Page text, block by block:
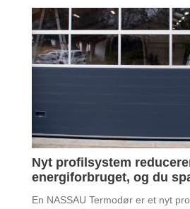
Nyt profilsystem
energiforbruget, og du
En NASSAU Termodør er et nyt